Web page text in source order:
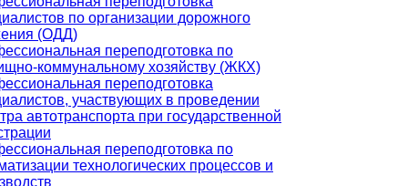
по организации дорожного
(ОДД)
переподготовка по
коммунальному хозяйству (ЖКХ)
переподготовка
участвующих в проведении
автотранспорта при государственной
переподготовка по
технологических процессов и